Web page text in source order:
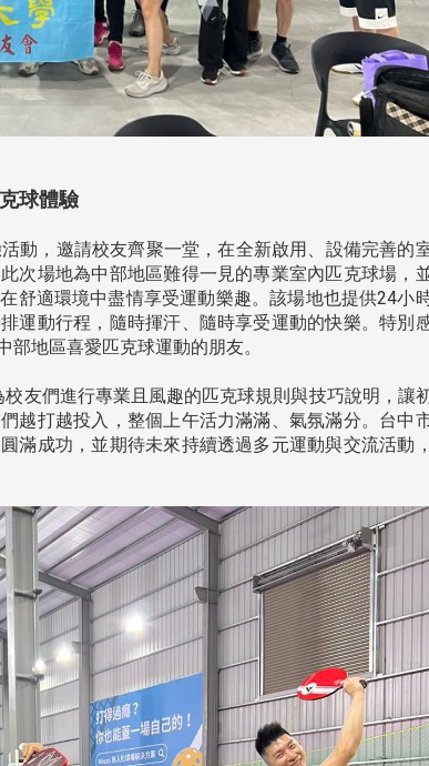
球體驗
動，邀請校友齊聚一堂，在全新啟用、設備完善的
次場地為中部地區難得一見的專業室內匹克球場，
舒適環境中盡情享受運動樂趣。該場地也提供24小
運動行程，隨時揮汗、隨時享受運動的快樂。特別
地區喜愛匹克球運動的朋友。
友們進行專業且風趣的匹克球規則與技巧說明，讓
越打越投入，整個上午活力滿滿、氣氛滿分。台中
滿成功，並期待未來持續透過多元運動與交流活動